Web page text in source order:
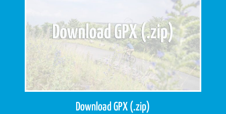
Download GPX (.zip)